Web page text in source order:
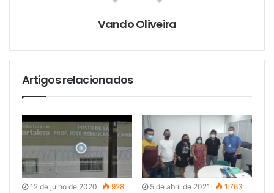
Vando Oliveira
Artigos relacionados
12 de julho de 2020 928 5 de abril de 2021 1.763